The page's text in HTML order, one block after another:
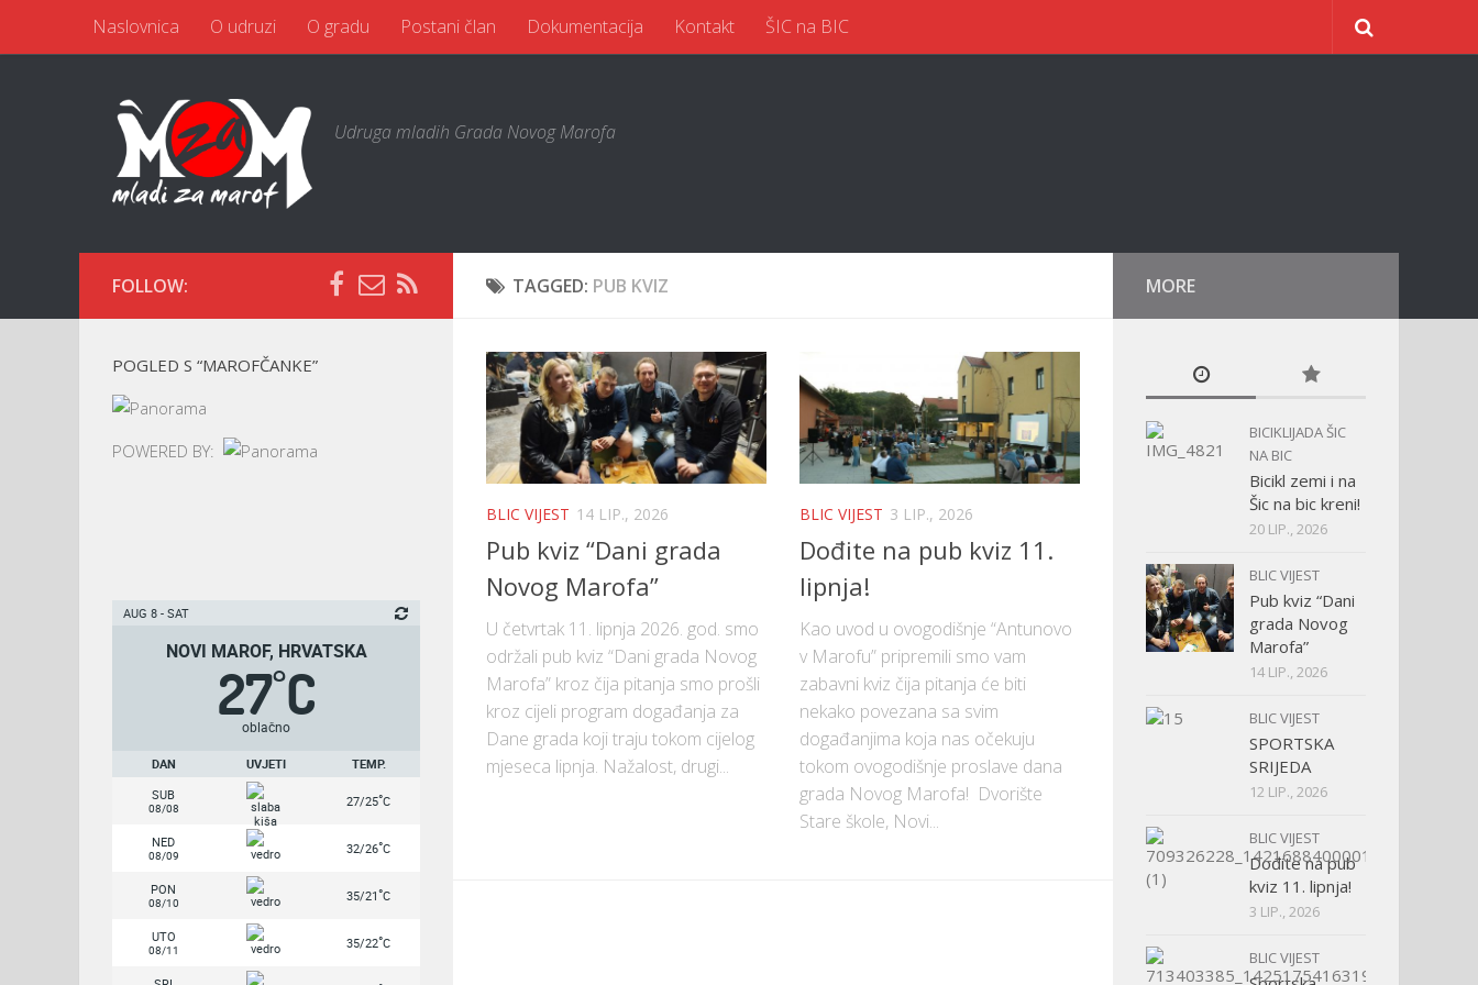
Naslovnica O udruzi O gradu Postani član Dokumentacija Kontakt ŠIC na BIC
Udruga mladih Grada Novog Marofa
TAGGED: PUB KVIZ
BLIC VIJEST 14 LIP., 2026
Pub kviz “Dani grada
Novog Marofa”
U četvrtak 11. lipnja 2026. god. smo
održali pub kviz “Dani grada Novog
Marofa” kroz čija pitanja smo prošli
kroz cijeli program događanja za
Dane grada koji traju tokom cijelog
mjeseca lipnja. Nažalost, drugi...
BLIC VIJEST 3 LIP., 2026
Dođite na pub kviz 11.
lipnja!
Kao uvod u ovogodišnje “Antunovo
v Marofu” pripremili smo vam
zabavni kviz čija pitanja će biti
nekako povezana sa svim
događanjima koja nas očekuju
tokom ovogodišnje proslave dana
grada Novog Marofa! Dvorište
Stare škole, Novi...
FOLLOW:
POGLED S “MAROFČANKE”
POWERED BY:
AUG 8 - SAT
NOVI MAROF, HRVATSKA
27°C
oblačno
DAN UVJETI
TEMP.
SUB
08/08 27/25°C
NED
08/09 32/26°C
PON
08/10 35/21°C
UTO
08/11 35/22°C
MORE
BICIKLIJADA ŠIC
NA BIC
Bicikl zemi i na
Šic na bic kreni!
20 LIP., 2026
BLIC VIJEST
Pub kviz “Dani
grada Novog
Marofa”
14 LIP., 2026
BLIC VIJEST
SPORTSKA
SRIJEDA
12 LIP., 2026
BLIC VIJEST
Dođite na pub
kviz 11. lipnja!
3 LIP., 2026
BLIC VIJEST